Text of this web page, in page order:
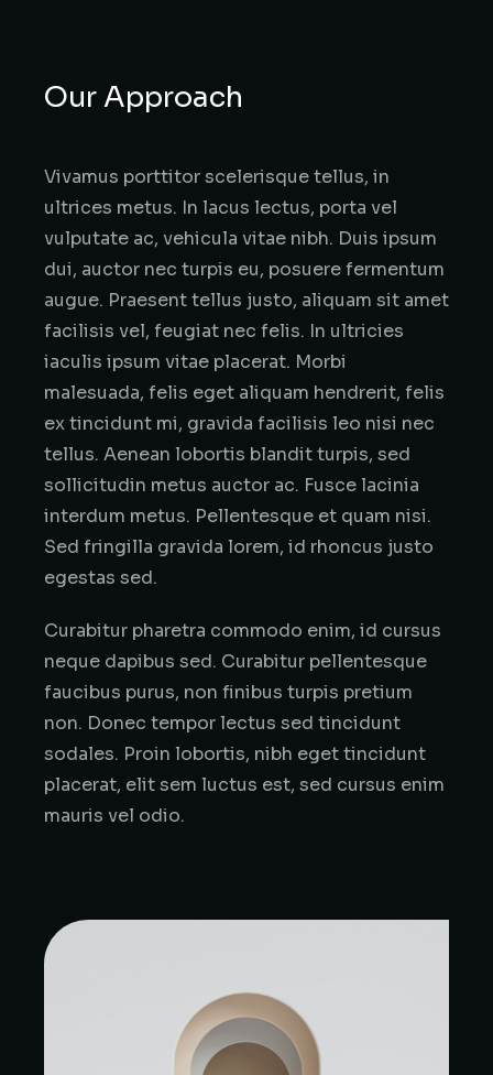
Our Approach
Vivamus porttitor scelerisque tellus, in
ultrices metus. In lacus lectus, porta vel
vulputate ac, vehicula vitae nibh. Duis ipsum
dui, auctor nec turpis eu, posuere fermentum
augue. Praesent tellus justo, aliquam sit amet
facilisis vel, feugiat nec felis. In ultricies
iaculis ipsum vitae placerat. Morbi
malesuada, felis eget aliquam hendrerit, felis
ex tincidunt mi, gravida facilisis leo nisi nec
tellus. Aenean lobortis blandit turpis, sed
sollicitudin metus auctor ac. Fusce lacinia
interdum metus. Pellentesque et quam nisi.
Sed fringilla gravida lorem, id rhoncus justo
egestas sed.
Curabitur pharetra commodo enim, id cursus
neque dapibus sed. Curabitur pellentesque
faucibus purus, non finibus turpis pretium
non. Donec tempor lectus sed tincidunt
sodales. Proin lobortis, nibh eget tincidunt
placerat, elit sem luctus est, sed cursus enim
mauris vel odio.